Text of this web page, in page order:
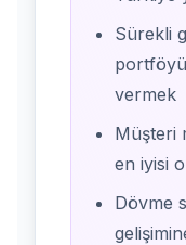
Sürekli
vermek
Müşteri
en iyisi
Dövme